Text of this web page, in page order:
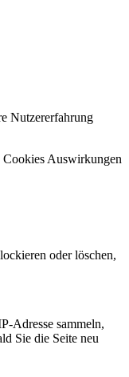
Nutzererfahrung
Cookies Auswirkungen
oder löschen,
Adresse sammeln,
Sie die Seite neu